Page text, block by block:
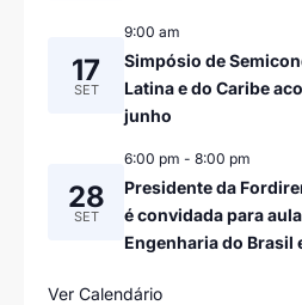
SET
17
9:00 am
Simpósio de
Latina e do Caribe
junho
SET
28
6:00 pm - 8:00 pm
Presidente da
é convidada para
Engenharia do Brasil
Ver Calendário